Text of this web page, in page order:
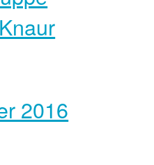
2016